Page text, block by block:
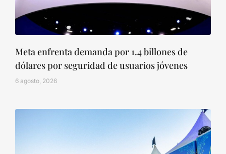
Meta enfrenta demanda por 1.4 billones de
dólares por seguridad de usuarios jóvenes
6 agosto, 2026